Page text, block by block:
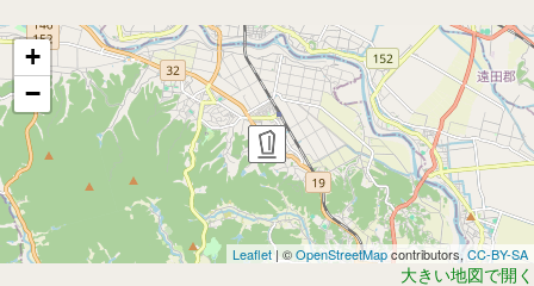
+
−
Leaflet| ©OpenStreetMapcontributors,CC-BY-SA
大きい地図で開く